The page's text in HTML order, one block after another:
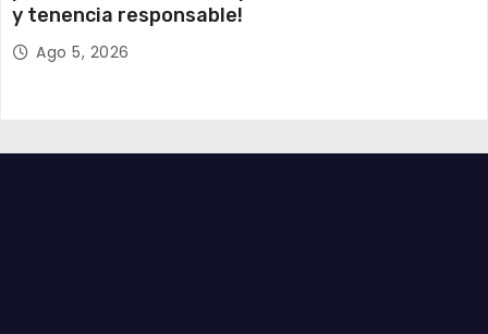
y tenencia responsable!
Ago 5, 2026